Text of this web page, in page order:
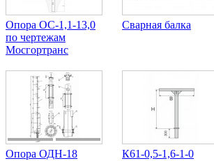
Опора ОС-1,1-13,0
по чертежам
Мосгортранс
Сварная балка
Опора ОДН-18
К61-0,5-1,6-1-0